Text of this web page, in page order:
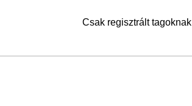
Csak regisztrált tagoknak